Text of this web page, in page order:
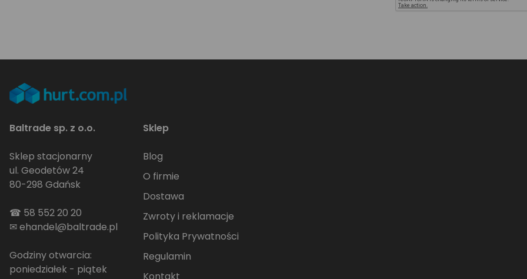
Baltrade sp. z o.o.
Sklep stacjonarny
ul. Geodetów 24
80-298 Gdańsk
☎ 58 552 20 20
✉ehandel@baltrade.pl
Godziny otwarcia:
poniedziałek - piątek
Sklep
Blog
O firmie
Dostawa
Zwroty i reklamacje
Polityka Prywatności
Regulamin